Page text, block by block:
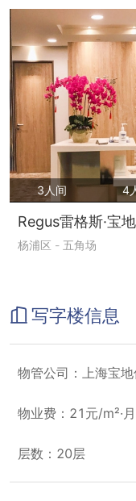
3人间 4
Regus雷格斯·宝
杨浦区 - 五角场
写字楼信息
物管公司：上海宝
物业费：21元/m²·月
层数：20层